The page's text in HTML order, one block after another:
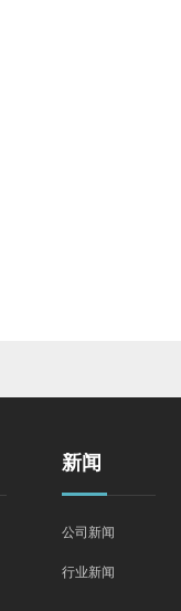
公司新闻
行业新闻
新闻